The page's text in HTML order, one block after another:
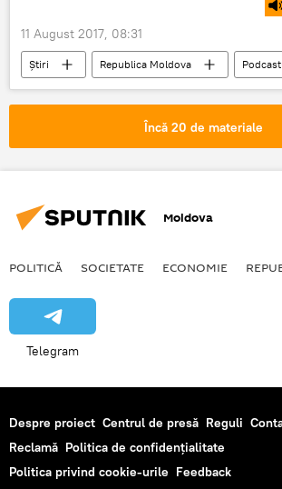
11 August 2017, 08:31
Știri Republica Moldova
Ana Niculăeş
copii agresivitate
Încă 20 de materiale
Moldova
POLITICĂ SOCIETATE ECONOMIE
Telegram
Despre proiect Centrul de presă Reguli
Reclamă Politica de confidențialitate
Politica privind cookie-urile Feedback